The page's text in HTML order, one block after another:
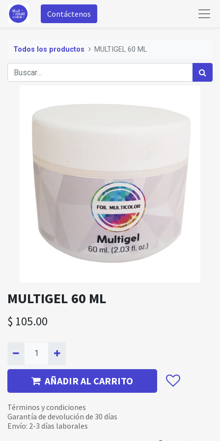
Contáctenos
Todos los productos MULTIGEL 60 ML
MULTIGEL 60 ML
$ 105.00
AÑADIR AL CARRITO
Términos y condiciones
Garantía de devolución de 30 días
Envío: 2-3 días laborales